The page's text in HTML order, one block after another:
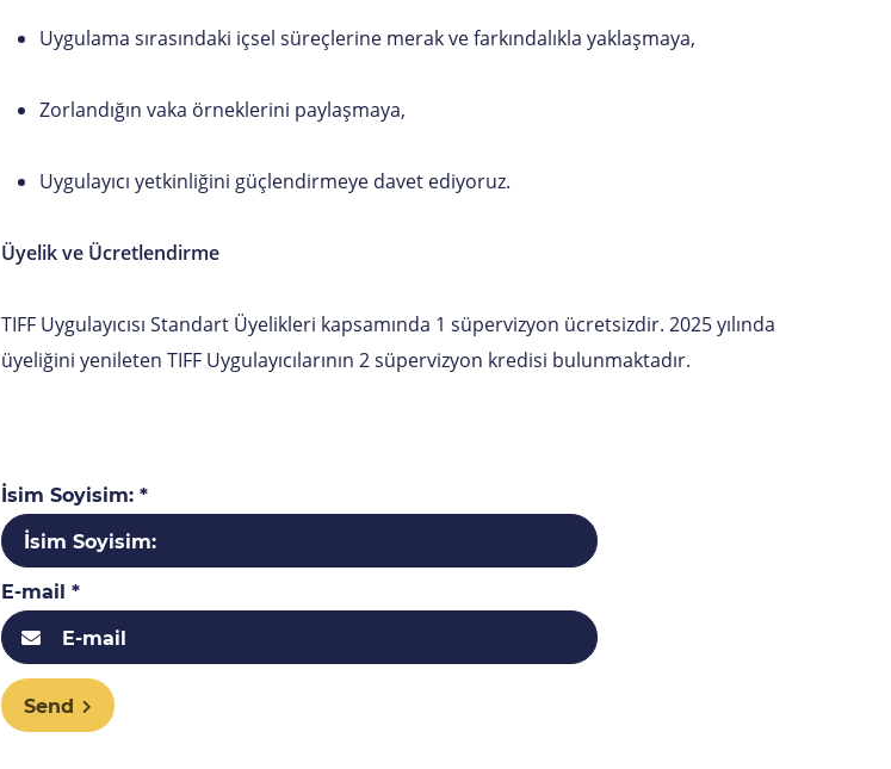
Uygulama sırasındaki içsel süreçlerine merak ve farkındalıkla yaklaşmaya,
Zorlandığın vaka örneklerini paylaşmaya,
Uygulayıcı yetkinliğini güçlendirmeye davet ediyoruz.
Üyelik ve Ücretlendirme
TIFF Uygulayıcısı Standart Üyelikleri kapsamında 1 süpervizyon ücretsizdir. 2025 yılında
üyeliğini yenileten TIFF Uygulayıcılarının 2 süpervizyon kredisi bulunmaktadır.
İsim Soyisim: *
E-mail *
Send